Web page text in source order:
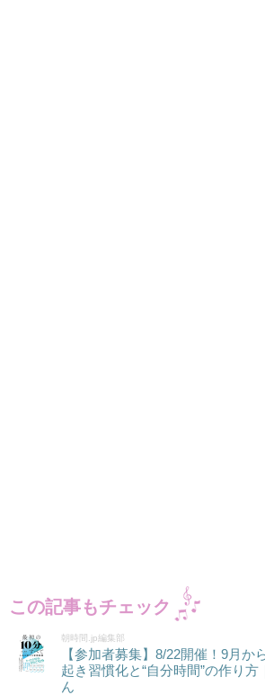
この記事もチェック
朝時間.jp編集部
【参加者募集】8/22開催！9月か
起き習慣化と“自分時間”の作り
ん